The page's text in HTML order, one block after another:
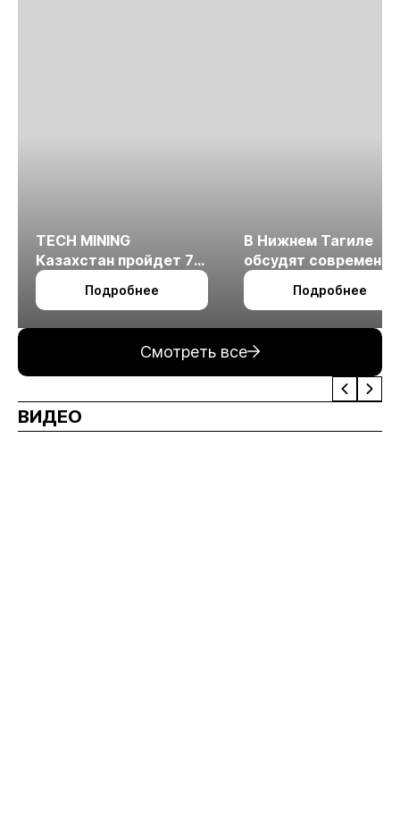
TECH MINING
Казахстан пройдет 7
октября в Алматы
Подробнее
В Нижнем Тагиле
обсудят
технологии
измельчения
Подробнее
Смотреть все
ВИДЕО